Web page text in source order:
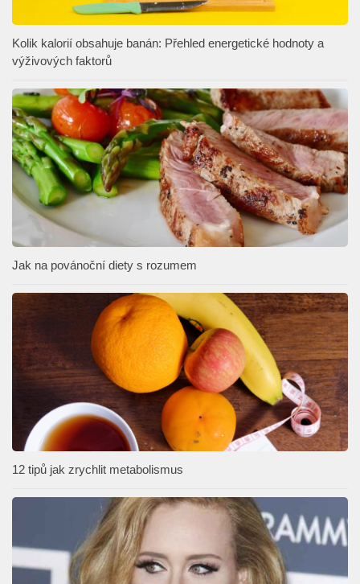
Kolik kalorií obsahuje banán: Přehled energetické hodnoty a
výživových faktorů
Jak na povánoční diety s rozumem
12 tipů jak zrychlit metabolismus